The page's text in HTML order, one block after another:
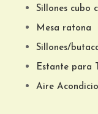
Sillones cubo
Mesa ratona
Sillones/
Estante para
Aire